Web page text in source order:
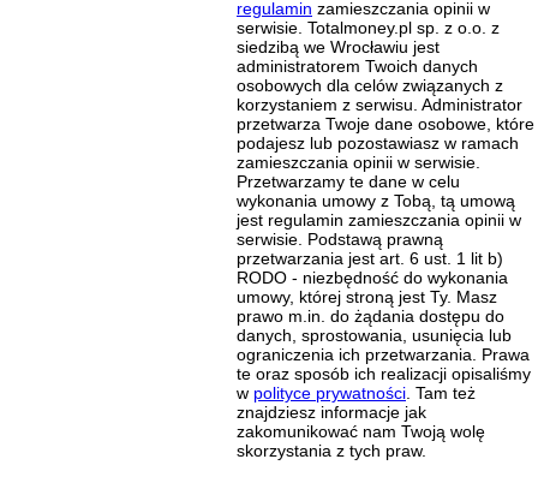
regulamin zamieszczania opinii w
serwisie. Totalmoney.pl sp. z o.o. z
siedzibą we Wrocławiu jest
administratorem Twoich danych
osobowych dla celów związanych z
korzystaniem z serwisu. Administrator
przetwarza Twoje dane osobowe, które
podajesz lub pozostawiasz w ramach
zamieszczania opinii w serwisie.
Przetwarzamy te dane w celu
wykonania umowy z Tobą, tą umową
jest regulamin zamieszczania opinii w
serwisie. Podstawą prawną
przetwarzania jest art. 6 ust. 1 lit b)
RODO - niezbędność do wykonania
umowy, której stroną jest Ty. Masz
prawo m.in. do żądania dostępu do
danych, sprostowania, usunięcia lub
ograniczenia ich przetwarzania. Prawa
te oraz sposób ich realizacji opisaliśmy
w polityce prywatności . Tam też
znajdziesz informacje jak
zakomunikować nam Twoją wolę
skorzystania z tych praw.